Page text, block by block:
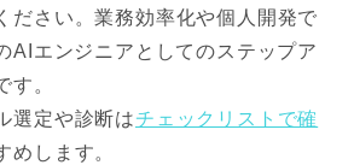
ださい。業務効率化や個人開発で
AIエンジニアとしてのステップア
す。
選定や診断はチェックリストで確
めします。